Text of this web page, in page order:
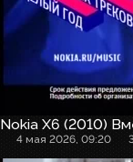
Nokia X6 (2010)
4 мая 2026, 09:20